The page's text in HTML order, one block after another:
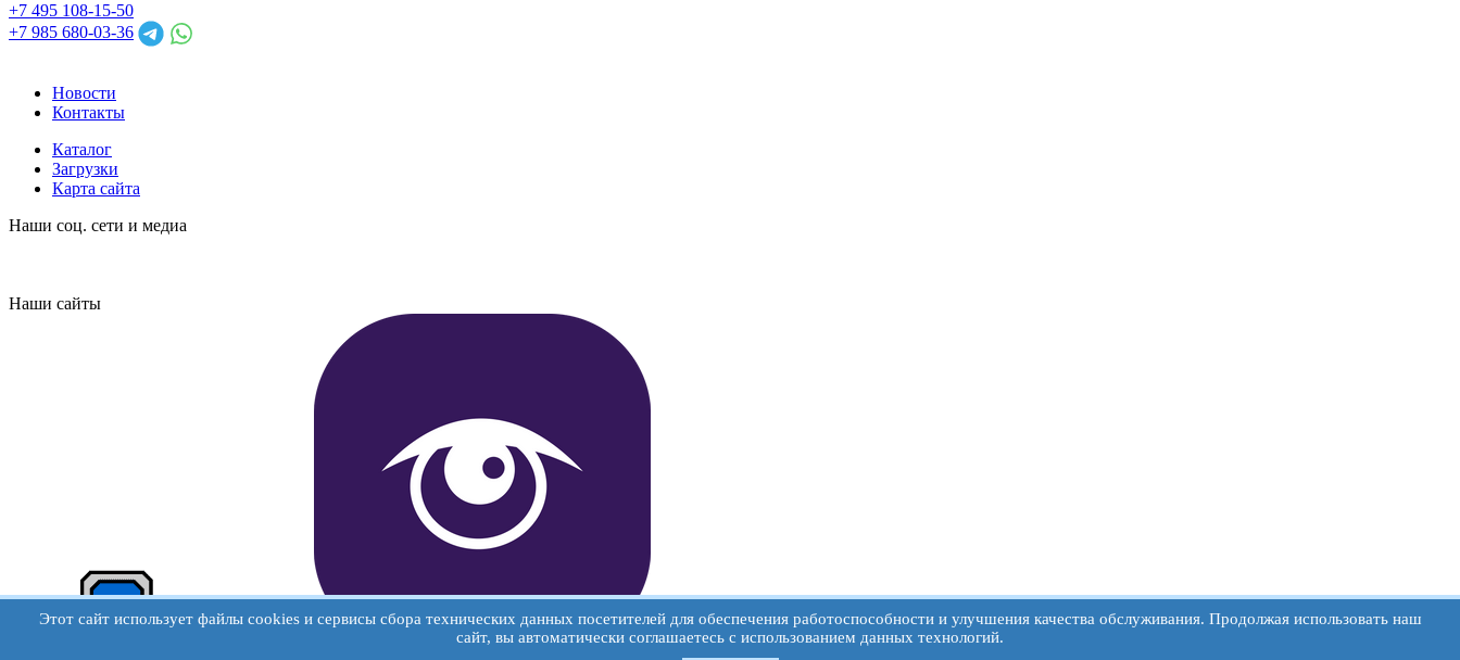
+7 495 108-15-50
+7 985 680-03-36
Новости
Контакты
Каталог
Загрузки
Карта сайта
Наши соц. сети и медиа
Наши сайты
Этот сайт использует файлы cookies и сервисы сбора технических данных посетителей для обеспечения работоспособности и улучшения качества обслуживания. Продолжая использовать наш
сайт, вы автоматически соглашаетесь с использованием данных технологий.